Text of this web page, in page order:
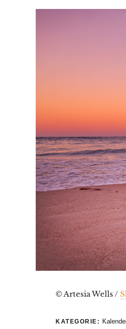
© Artesia Wells /
KATEGORIE: